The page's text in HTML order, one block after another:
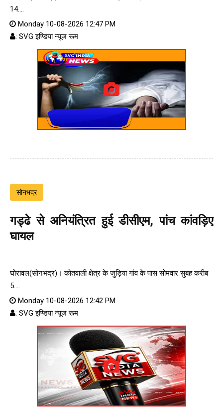
14....
Monday 10-08-2026 12:47 PM
: SVG इण्डिया न्यूज रूम
सोनभद्र
गड्ढे से अनियंत्रित हुई डीसीएम, पांच कांवड़िए
घायल
घोरावल(सोनभद्र)। कोतवाली क्षेत्र के जुड़िया गांव के पास सोमवार सुबह करीब
5....
Monday 10-08-2026 12:42 PM
: SVG इण्डिया न्यूज रूम